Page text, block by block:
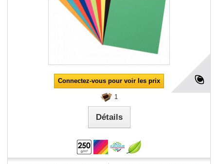
Connectez-vous pour voir les prix
1
Détails